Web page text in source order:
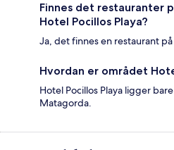
Finnes det restauranter
Hotel Pocillos Playa?
Ja, det finnes en restaurant
Hvordan er området
Hotel Pocillos Playa ligger
Matagorda.